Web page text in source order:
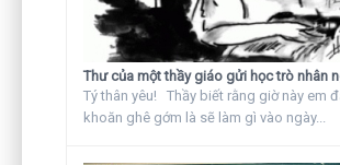
Thư của một thầy giáo gửi học trò nhân
Tý thân yêu! Thầy biết rằng giờ này em
khoăn ghê gớm là sẽ làm gì vào ngày...